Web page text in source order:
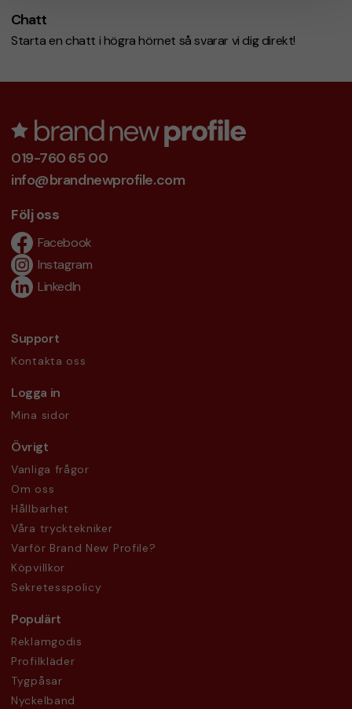
Chatt
Starta en chatt i högra hörnet så svarar vi dig direkt!
019-760 65 00
info@brandnewprofile.com
Följ oss
Facebook
Instagram
LinkedIn
Support
Kontakta oss
Logga in
Mina sidor
Övrigt
Vanliga frågor
Om oss
Hållbarhet
Våra trycktekniker
Varför Brand New Profile?
Köpvillkor
Sekretesspolicy
Populärt
Reklamgodis
Profilkläder
Tygpåsar
Nyckelband